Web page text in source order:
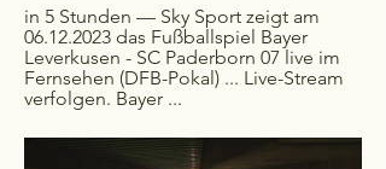
in 5 Stunden — Sky Sport zeigt am
06.12.2023 das Fußballspiel Bayer
Leverkusen - SC Paderborn 07 live im
Fernsehen (DFB-Pokal) ... Live-Stream
verfolgen. Bayer ...